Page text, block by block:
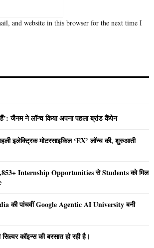
and website in this browser for the next time I
जैनम ने लॉन्च किया अपना पहला ब्रांड कैंपेन
इलेक्ट्रिक मोटरसाइकिल ‘EX’ लॉन्च की, शुरुआती
Internship Opportunities से Students को मिल
की पांचवीं Google Agentic AI University बनी
कॉइन्स की बरसात हो रही है।